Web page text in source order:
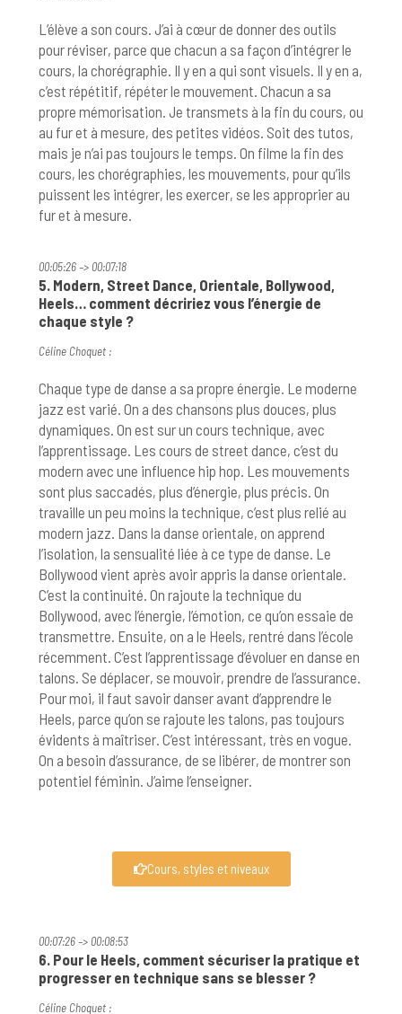
L’élève a son cours. J’ai à cœur de donner des outils
pour réviser, parce que chacun a sa façon d’intégrer le
cours, la chorégraphie. Il y en a qui sont visuels. Il y en a,
c’est répétitif, répéter le mouvement. Chacun a sa
propre mémorisation. Je transmets à la fin du cours, ou
au fur et à mesure, des petites vidéos. Soit des tutos,
mais je n’ai pas toujours le temps. On filme la fin des
cours, les chorégraphies, les mouvements, pour qu’ils
puissent les intégrer, les exercer, se les approprier au
fur et à mesure.
00:05:26 –> 00:07:18
5. Modern, Street Dance, Orientale, Bollywood,
Heels… comment décririez vous l’énergie de
chaque style ?
Céline Choquet :
Chaque type de danse a sa propre énergie. Le moderne
jazz est varié. On a des chansons plus douces, plus
dynamiques. On est sur un cours technique, avec
l’apprentissage. Les cours de street dance, c’est du
modern avec une influence hip hop. Les mouvements
sont plus saccadés, plus d’énergie, plus précis. On
travaille un peu moins la technique, c’est plus relié au
modern jazz. Dans la danse orientale, on apprend
l’isolation, la sensualité liée à ce type de danse. Le
Bollywood vient après avoir appris la danse orientale.
C’est la continuité. On rajoute la technique du
Bollywood, avec l’énergie, l’émotion, ce qu’on essaie de
transmettre. Ensuite, on a le Heels, rentré dans l’école
récemment. C’est l’apprentissage d’évoluer en danse en
talons. Se déplacer, se mouvoir, prendre de l’assurance.
Pour moi, il faut savoir danser avant d’apprendre le
Heels, parce qu’on se rajoute les talons, pas toujours
évidents à maîtriser. C’est intéressant, très en vogue.
On a besoin d’assurance, de se libérer, de montrer son
potentiel féminin. J’aime l’enseigner.
Cours, styles et niveaux
00:07:26 –> 00:08:53
6. Pour le Heels, comment sécuriser la pratique et
progresser en technique sans se blesser ?
Céline Choquet :